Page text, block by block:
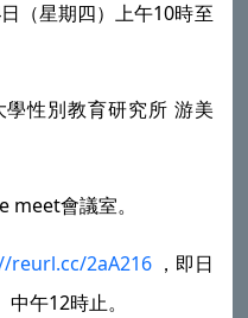
日（星期四）上午10時至
學性別教育研究所 游美
meet會議室。
reurl.cc/2aA216 ，即日
中午12時止。